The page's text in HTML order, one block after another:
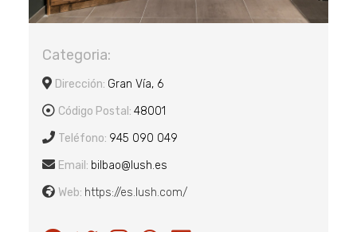
Categoria:
Dirección: Gran Ví­a, 6
Código Postal: 48001
Teléfono: 945 090 049
Email: bilbao@lush.es
Web: https://es.lush.com/